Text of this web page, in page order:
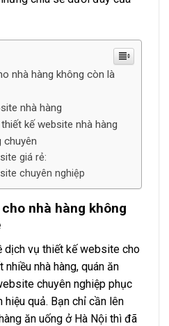
nhà hàng không còn là
nhà hàng
kế website nhà hàng
chuyên
giá rẻ:
chuyên nghiệp
nhà hàng không
dịch vụ thiết kế website cho
nhà hàng, quán ăn
chuyên nghiệp phục
quả. Bạn chỉ cần lên
ăn uống ở Hà Nội thì đã